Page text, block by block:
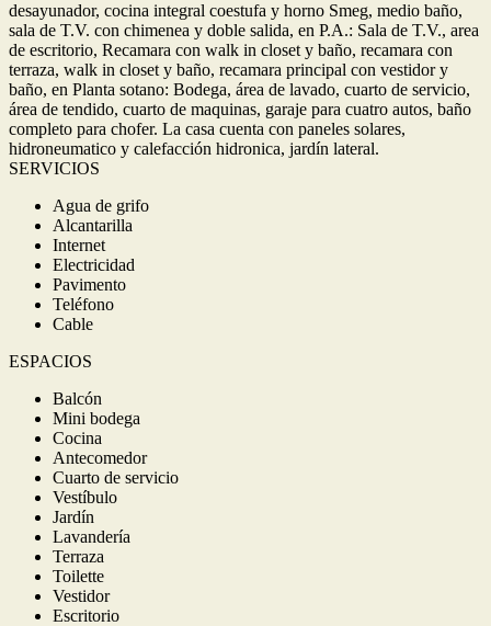
desayunador, cocina integral coestufa y horno Smeg, medio baño,
sala de T.V. con chimenea y doble salida, en P.A.: Sala de T.V., area
de escritorio, Recamara con walk in closet y baño, recamara con
terraza, walk in closet y baño, recamara principal con vestidor y
baño, en Planta sotano: Bodega, área de lavado, cuarto de servicio,
área de tendido, cuarto de maquinas, garaje para cuatro autos, baño
completo para chofer. La casa cuenta con paneles solares,
hidroneumatico y calefacción hidronica, jardín lateral.
SERVICIOS
Agua de grifo
Alcantarilla
Internet
Electricidad
Pavimento
Teléfono
Cable
ESPACIOS
Balcón
Mini bodega
Cocina
Antecomedor
Cuarto de servicio
Vestíbulo
Jardín
Lavandería
Terraza
Toilette
Vestidor
Escritorio